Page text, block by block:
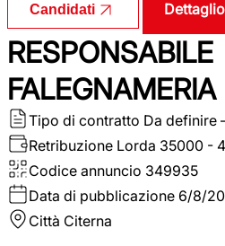
Candidati
RESPONSABILE
FALEGNAMERIA
Tipo di contratto Da definire
Retribuzione Lorda 35000 -
Codice annuncio 349935
Data di pubblicazione 6/8/
Città Citerna